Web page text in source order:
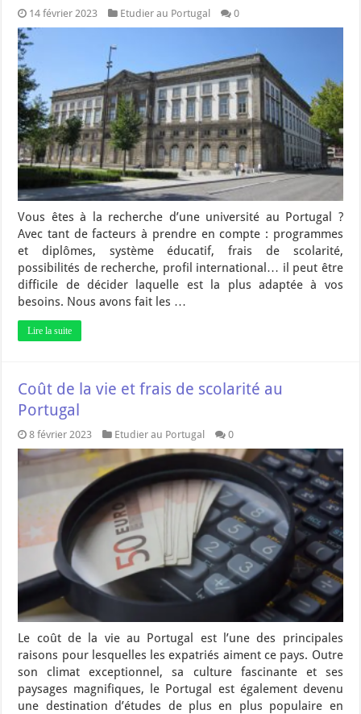
14 février 2023 Etudier au Portugal 0
Vous êtes à la recherche d’une université au Portugal ?
Avec tant de facteurs à prendre en compte : programmes
et diplômes, système éducatif, frais de scolarité,
possibilités de recherche, profil international… il peut être
difficile de décider laquelle est la plus adaptée à vos
besoins. Nous avons fait les …
Lire la suite
Coût de la vie et frais de scolarité au
Portugal
8 février 2023 Etudier au Portugal 0
Le coût de la vie au Portugal est l’une des principales
raisons pour lesquelles les expatriés aiment ce pays. Outre
son climat exceptionnel, sa culture fascinante et ses
paysages magnifiques, le Portugal est également devenu
une destination d’études de plus en plus populaire en